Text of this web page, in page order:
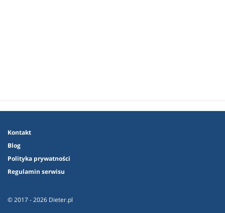
Kontakt
Blog
Polityka prywatności
Regulamin serwisu
© 2017 - 2026 Dieter.pl